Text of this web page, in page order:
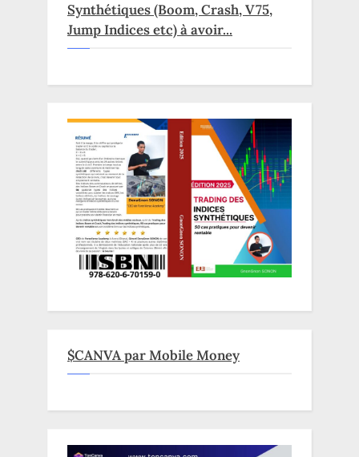
Synthétiques (Boom, Crash, V75,
Jump Indices etc) à avoir...
$CANVA par Mobile Money